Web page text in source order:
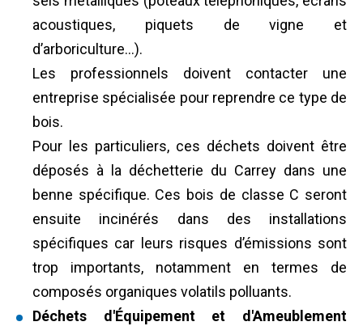
acoustiques, piquets de vigne et
d’arboriculture…).
Les professionnels doivent contacter une
entreprise spécialisée pour reprendre ce type de
bois.
Pour les particuliers, ces déchets doivent être
déposés à la déchetterie du Carrey dans une
benne spécifique. Ces bois de classe C seront
ensuite incinérés dans des installations
spécifiques car leurs risques d’émissions sont
trop importants, notamment en termes de
composés organiques volatils polluants.
Déchets d'Équipement et d'Ameublement